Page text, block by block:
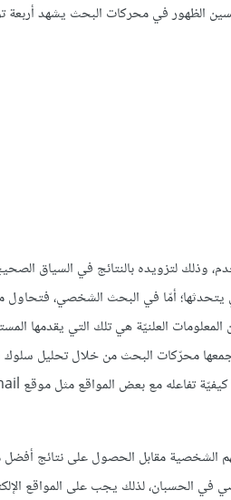
الظهور في محركات البحث يشهد أربعة
وذلك لتزويده بالنتائج في السياق
يتحدثها؛ أمّا في البحث الشخصي،
العلنيّة هي تلك التي يقدمها
تجمعها محرّكات البحث من خلال تحليل
الشخصية مقابل الحصول على نتائج
الحسبان، لذلك يجب على المواقع